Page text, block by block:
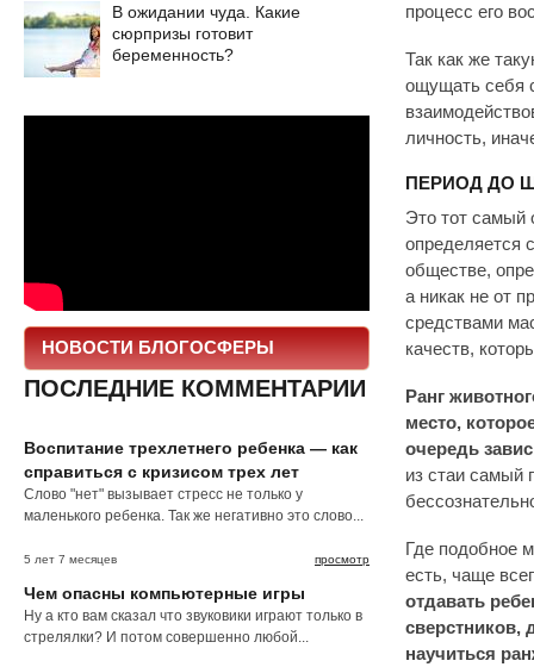
В ожидании чуда. Какие
сюрпризы готовит
беременность?
НОВОСТИ БЛОГОСФЕРЫ
ПОСЛЕДНИЕ КОММЕНТАРИИ
Воспитание трехлетнего ребенка — как
справиться с кризисом трех лет
Слово "нет" вызывает стресс не только у
маленького ребенка. Так же негативно это слово...
просмотр
5 лет 7 месяцев
Чем опасны компьютерные игры
Ну а кто вам сказал что звуковики играют только в
стрелялки? И потом совершенно любой...
процесс его
Так как же
ощущать себя
личность,
ПЕРИОД ДО
Это тот самый
определяется
обществе,
а никак не от
средствами
качеств,
Ранг
место,
очередь
из стаи самый
Где подобное
есть, чаще
отдавать
сверстников,
научиться